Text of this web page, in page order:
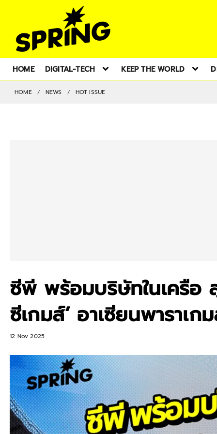
HOME DIGITAL-TECH KEEP THE WORLD
HOME NEWS HOT ISSUE
ซีพี พร้อมบริษัทในเครือ
ซีเกมส์’ อาเซียนพาราเ
12 Nov 2025